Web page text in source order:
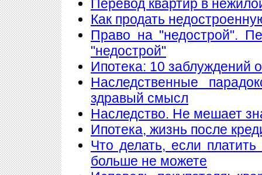
Перевод квартир в
Как продать
Право на "недострой".
"недострой"
Ипотека: 10 заблуждений
Наследственные
здравый смысл
Наследство. Не мешает
Ипотека, жизнь после
Что делать, если
больше не можете